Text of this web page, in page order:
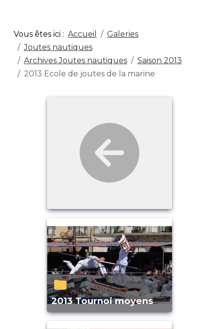
Vous êtes ici : Accueil
Galeries
Joutes nautiques
Archives Joutes nautiques
Saison 2013
2013 Ecole de joutes de la marine
2013 Tournoi moyens